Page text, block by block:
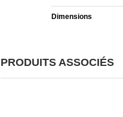
Dimensions
PRODUITS ASSOCIÉS